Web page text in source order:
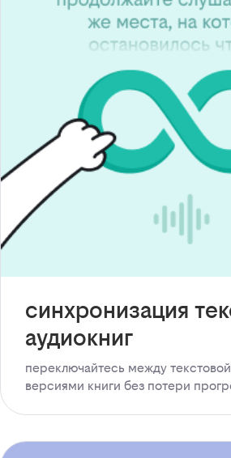
синхронизация
аудиокниг
переключайтесь между
версиями книги без потери